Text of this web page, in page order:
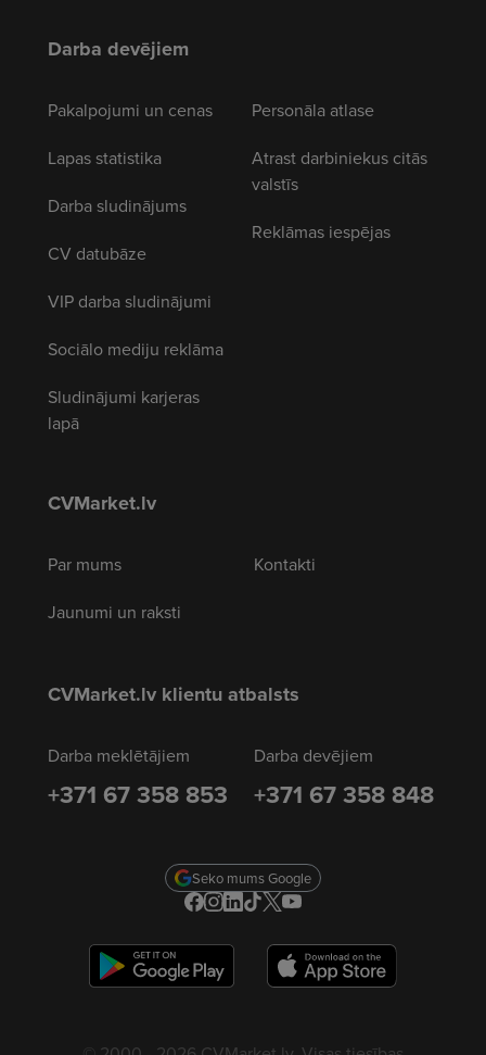
Darba devējiem
Pakalpojumi un cenas
Lapas statistika
Darba sludinājums
CV datubāze
VIP darba sludinājumi
Sociālo mediju reklāma
Sludinājumi karjeras
lapā
Personāla atlase
Atrast darbiniekus citās
valstīs
Reklāmas iespējas
CVMarket.lv
Par mums
Jaunumi un raksti
Kontakti
CVMarket.lv klientu atbalsts
Darba meklētājiem
+371 67 358 853
Darba devējiem
+371 67 358 848
Seko mums Google